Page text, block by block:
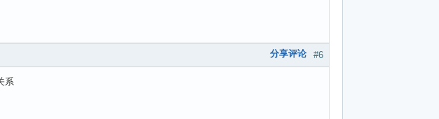
#6
分享评论
系